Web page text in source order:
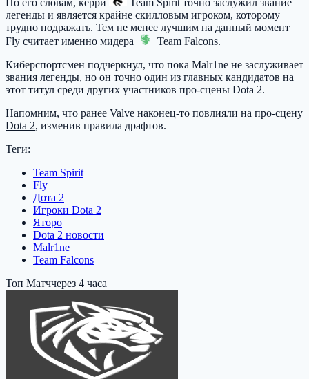
По его словам, керри Team Spiritточно заслужил звание
легенды и является крайне скилловым игроком, которому
трудно подражать. Тем не менее лучшим на данный момент
Fly считает именно мидера
Team Falcons.
Киберспортсмен подчеркнул, что пока Malr1ne не заслуживает
звания легенды, но он точно один из главных кандидатов на
этот титул среди других участников про-сцены Dota 2.
Напомним, что ранее Valve наконец-то повлияли на про-сцену
Dota 2, изменив правила драфтов.
Теги:
Team Spirit
Fly
Дота 2
Игроки Dota 2
Яторо
Dota 2 новости
Malr1ne
Team Falcons
Топ Матччерез 4 часа